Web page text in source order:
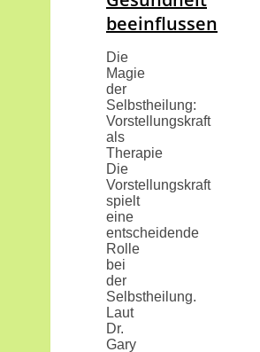
beeinflussen
Die
Magie
der
Selbstheilung:
Vorstellungskraft
als
Therapie
Die
Vorstellungskraft
spielt
eine
entscheidende
Rolle
bei
der
Selbstheilung.
Laut
Dr.
Gary